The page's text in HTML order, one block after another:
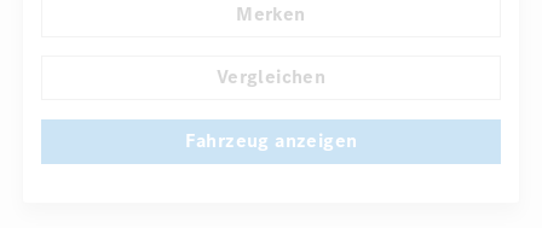
Merken
Vergleichen
Fahrzeug anzeigen